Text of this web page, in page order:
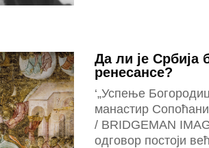
Да ли је Србија
ренесансе?
‘„Успење
манастир
/ BRIDGEMAN
одговор постоји